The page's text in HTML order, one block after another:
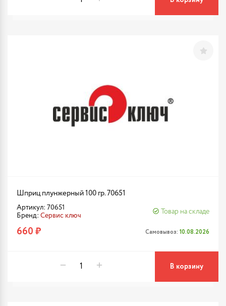
Шприц плунжерный 100 гр. 70651
Артикул: 70651
Бренд: Сервис ключ
Товар на складе
660 ₽ Самовывоз: 10.08.2026
В корзину